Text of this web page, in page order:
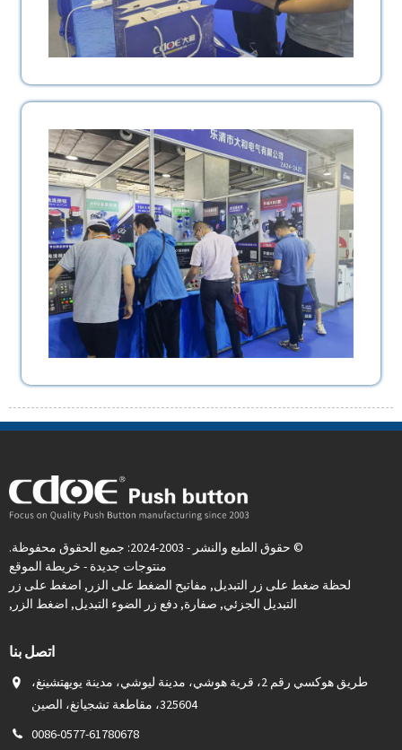
© حقوق الطبع والنشر - 2003-2024: جميع الحقوق محفوظة.
منتوجات جديدة - خريطة الموقع
لحظة ضغط على زر التبديل, مفاتيح الضغط على الزر , اضغط على زر
التبديل الجزئي, صفارة, دفع زر الضوء التبديل, اضغط الزر ,
اتصل بنا
طريق هوكسي رقم 2، قرية هوشي، مدينة ليوشي، مدينة يويهتشينغ،
325604، مقاطعة تشجيانغ، الصين
0086-0577-61780678